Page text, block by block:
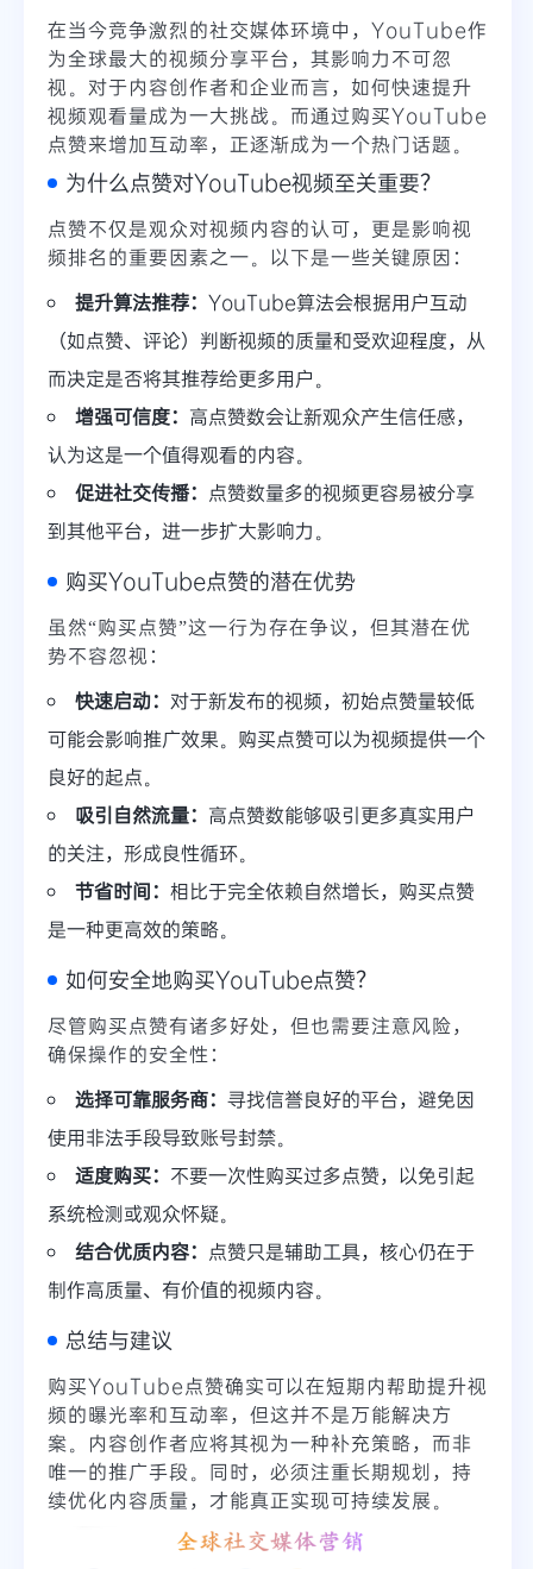
在当今竞争激烈的社交媒体环境中，YouTube作
为全球最大的视频分享平台，其影响力不可忽
视。对于内容创作者和企业而言，如何快速提升
视频观看量成为一大挑战。而通过购买YouTube
点赞来增加互动率，正逐渐成为一个热门话题。
为什么点赞对YouTube视频至关重要？
点赞不仅是观众对视频内容的认可，更是影响视
频排名的重要因素之一。以下是一些关键原因：
提升算法推荐： YouTube算法会根据用户互动
（如点赞、评论）判断视频的质量和受欢迎程度，从
而决定是否将其推荐给更多用户。
增强可信度： 高点赞数会让新观众产生信任感，
认为这是一个值得观看的内容。
促进社交传播： 点赞数量多的视频更容易被分享
到其他平台，进一步扩大影响力。
购买YouTube点赞的潜在优势
虽然“购买点赞”这一行为存在争议，但其潜在优
势不容忽视：
快速启动： 对于新发布的视频，初始点赞量较低
可能会影响推广效果。购买点赞可以为视频提供一个
良好的起点。
吸引自然流量： 高点赞数能够吸引更多真实用户
的关注，形成良性循环。
节省时间： 相比于完全依赖自然增长，购买点赞
是一种更高效的策略。
如何安全地购买YouTube点赞？
尽管购买点赞有诸多好处，但也需要注意风险，
确保操作的安全性：
选择可靠服务商： 寻找信誉良好的平台，避免因
使用非法手段导致账号封禁。
适度购买： 不要一次性购买过多点赞，以免引起
系统检测或观众怀疑。
结合优质内容： 点赞只是辅助工具，核心仍在于
制作高质量、有价值的视频内容。
总结与建议
购买YouTube点赞确实可以在短期内帮助提升视
频的曝光率和互动率，但这并不是万能解决方
案。内容创作者应将其视为一种补充策略，而非
唯一的推广手段。同时，必须注重长期规划，持
续优化内容质量，才能真正实现可持续发展。